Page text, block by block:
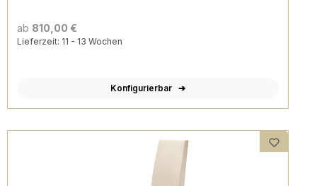
ab 810,00 €
Lieferzeit: 11 - 13 Wochen
Konfigurierbar